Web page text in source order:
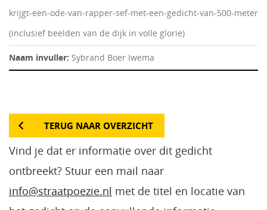
krijgt-een-ode-van-rapper-sef-met-een-gedicht-van-500-meter
(inclusief beelden van de dijk in volle glorie)
Naam invuller: Sybrand Boer Iwema
TERUG NAAR OVERZICHT
Vind je dat er informatie over dit gedicht
ontbreekt? Stuur een mail naar
info@straatpoezie.nl met de titel en locatie van